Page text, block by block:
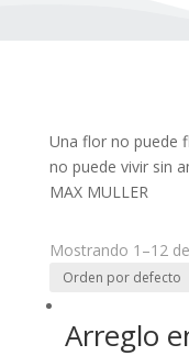
Una flor no puede
no puede vivir sin
MAX MULLER
Mostrando 1–12
Arreglo